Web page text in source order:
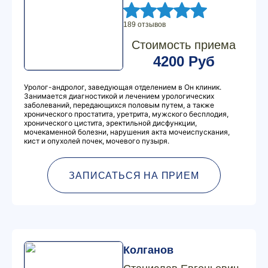
189 отзывов
Стоимость приема
4200 Руб
Уролог-андролог, заведующая отделением в Он клиник.
Занимается диагностикой и лечением урологических
заболеваний, передающихся половым путем, а также
хронического простатита, уретрита, мужского бесплодия,
хронического цистита, эректильной дисфункции,
мочекаменной болезни, нарушения акта мочеиспускания,
кист и опухолей почек, мочевого пузыря.
ЗАПИСАТЬСЯ НА ПРИЕМ
Колганов